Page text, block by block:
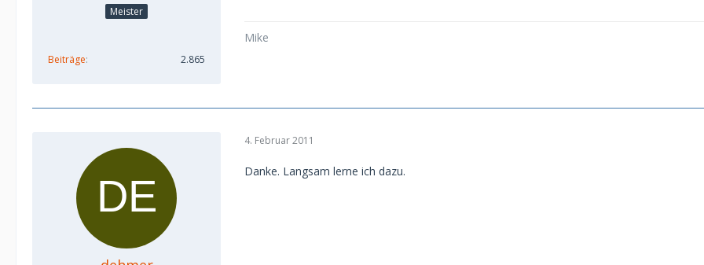
Meister
Beiträge 2.865
Mike
4. Februar 2011
Danke. Langsam lerne ich dazu.